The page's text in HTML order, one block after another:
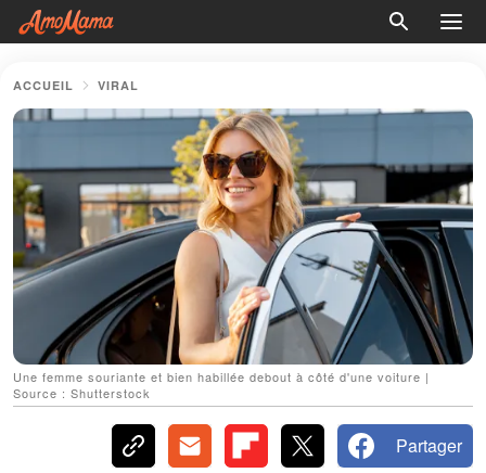
ACCUEIL VIRAL
Une femme souriante et bien habillée debout à côté d'une voiture |
Source : Shutterstock
Partager